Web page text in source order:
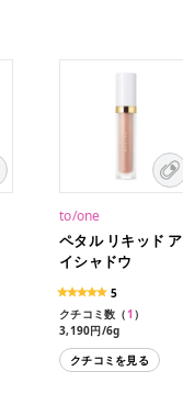
to/one
ペタル リキッド ア
イシャドウ
5
クチコミ数（1 ）
3,190円/6g
クチコミを見る